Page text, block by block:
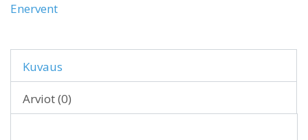
Enervent
Kuvaus
Arviot (0)